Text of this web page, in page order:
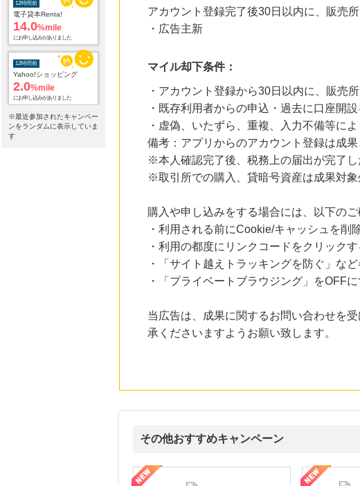
12時間前
電子貸本Renta!
14.0%mile
にお申し込みがありました
12時間前
Yahoo!ショッピング
2.0%mile
にお申し込みがありました
12時間前
※最近参加されたキャンペー
ンをランダムに表示していま
す
アカウント登録完了後30日以内に、販売
・広告主新
マイル却下条件：
・アカウント登録から30日以内に、販売
・既存利用者からの申込・過去に口座開
・虚偽、いたずら、重複、入力不備等に
備考：アプリからのアカウント登録は成果
※本人確認完了後、税務上の届出が完了し
※取引所での購入、貸暗号資産は成果対象
購入や申し込みをする場合には、以下のご
・利用される前にCookie/キャッシュを削
・利用の都度にリンクコードをクリックす
・「サイト越えトラッキングを防ぐ」な
・「プライベートブラウジング」をOFFに
当広告は、成果に関するお問い合わせを
承くださいますようお願い致します。
その他おすすめキャンペーン
【LOJEL公式サイト】スーツケース・バッグ
【ロデオドライブ】創業70年の信頼と